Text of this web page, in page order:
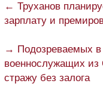
← Труханов
зарплату и
→ Подозреваемых в
военнослужащих из
стражу без залога